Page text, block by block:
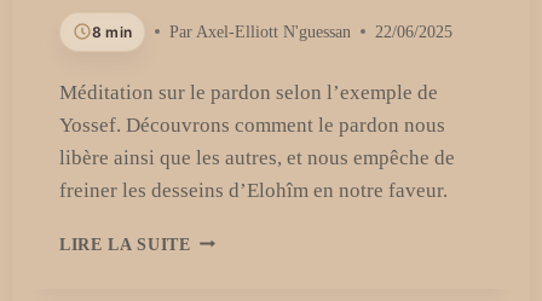
8 min Par Axel-Elliott N'guessan 22/06/2025
Méditation sur le pardon selon l’exemple de
Yossef. Découvrons comment le pardon nous
libère ainsi que les autres, et nous empêche de
freiner les desseins d’Elohîm en notre faveur.
LIRE LA SUITE LE